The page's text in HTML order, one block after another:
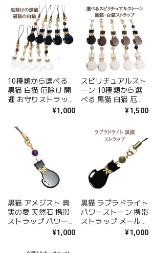
ミルキークォーツ イ
ヤホンジャック 猫ス
トラップ 送料無料
ラッピング無料 アク
セサリー
プ 誕生日プレゼント
ギフト 天然石
10種類から選べる
黒猫 白猫 厄除け 開
運 お守りストラップ
パワーストーン 猫ス
帯ストラップ 福猫
メール便送料無料 ラ
ッピング無料 1000
円ポッキリ 誕生日
アクセサリー
¥1,000
スピリチュアルスト
ーン 10種類から選
べる 黒猫 白猫 厄除
け 開運 お守りスト
然石 携帯ストラップ
福猫 メール便送料無
料 ラッピング無料
プレゼント 誕生日
アクセサリー
¥1,500
黒猫 アメジスト 真
実の愛 天然石 携帯
ストラップ パワース
トーンストラップ 2
¥1,000
黒猫 ラブラドライト
パワーストーン 携帯
ストラップ メール便
送料無料 スマホ か
¥1,000